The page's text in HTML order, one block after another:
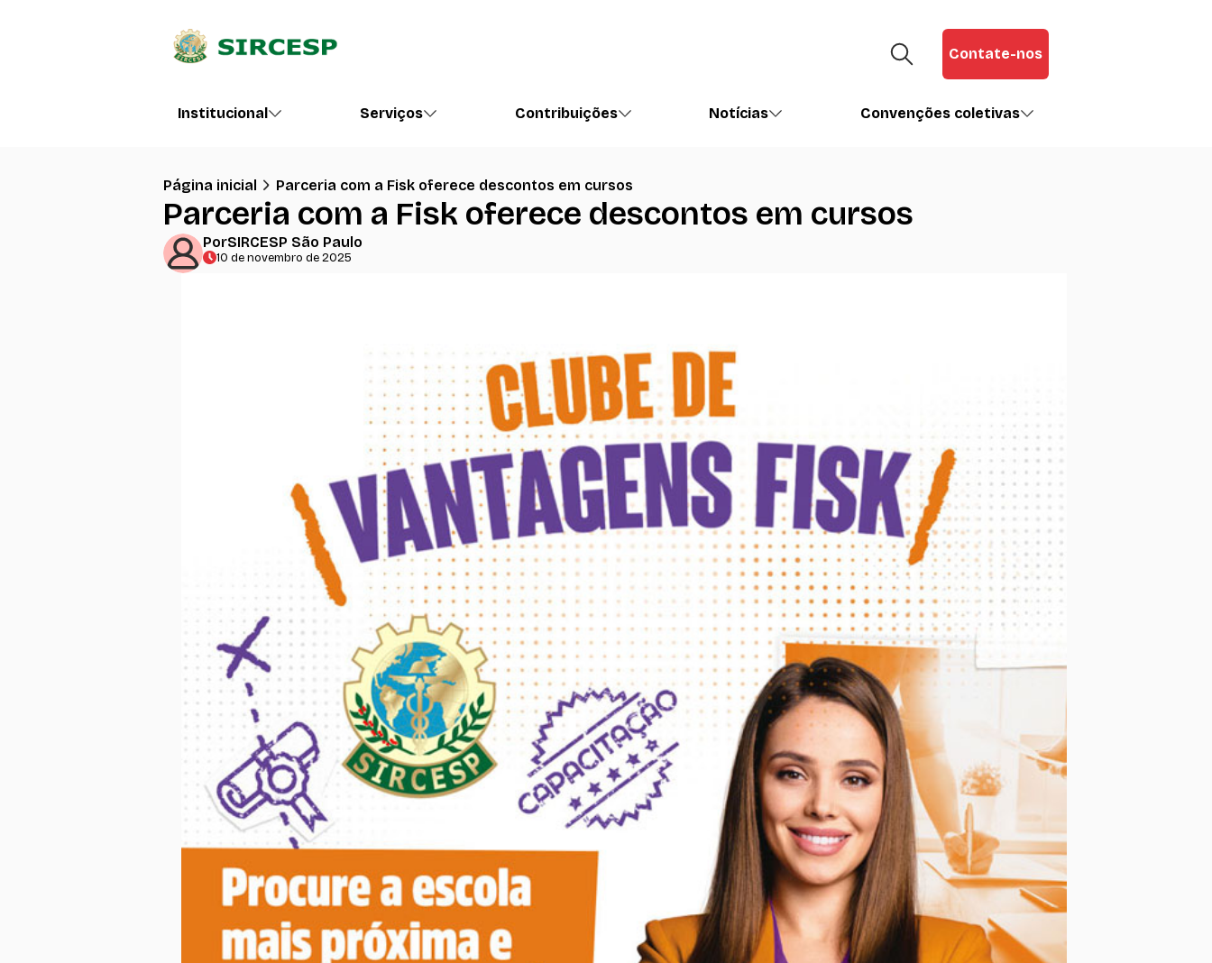
Contate-nos
Institucional Serviços Contribuições Notícias Convenções coletivas
Página inicial Parceria com a Fisk oferece descontos em cursos
Parceria com a Fisk oferece descontos em cursos
PorSIRCESP São Paulo
10 de novembro de 2025